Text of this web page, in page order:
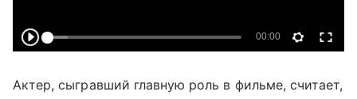
Актер, сыгравший главную роль в фильме, считает,